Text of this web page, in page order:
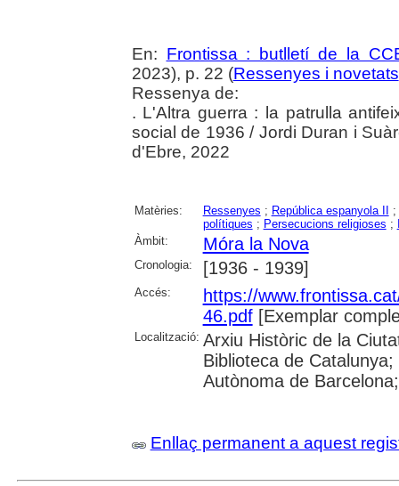
En: Frontissa : butlletí de la
2023), p. 22 (Ressenyes i novetats
Ressenya de:
. L'Altra guerra : la patrulla
social de 1936 / Jordi Duran i
d'Ebre, 2022
Matèries: Ressenyes ; República espanyola II
;
polítiques ; Persecucions religioses ;
Àmbit:
Móra la Nova
Cronologia: [1936 - 1939]
Accés:
https://
46.pdf[Exemplar
Localització: Arxiu Històric de la
Biblioteca de
Autònoma de
Enllaç permanent a aquest